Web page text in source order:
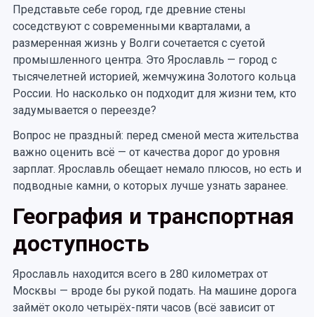
Представьте себе город, где древние стены
соседствуют с современными кварталами, а
размеренная жизнь у Волги сочетается с суетой
промышленного центра. Это Ярославль — город с
тысячелетней историей, жемчужина Золотого кольца
России. Но насколько он подходит для жизни тем, кто
задумывается о переезде?
Вопрос не праздный: перед сменой места жительства
важно оценить всё — от качества дорог до уровня
зарплат. Ярославль обещает немало плюсов, но есть и
подводные камни, о которых лучше узнать заранее.
География и транспортная
доступность
Ярославль находится всего в 280 километрах от
Москвы — вроде бы рукой подать. На машине дорога
займёт около четырёх-пяти часов (всё зависит от